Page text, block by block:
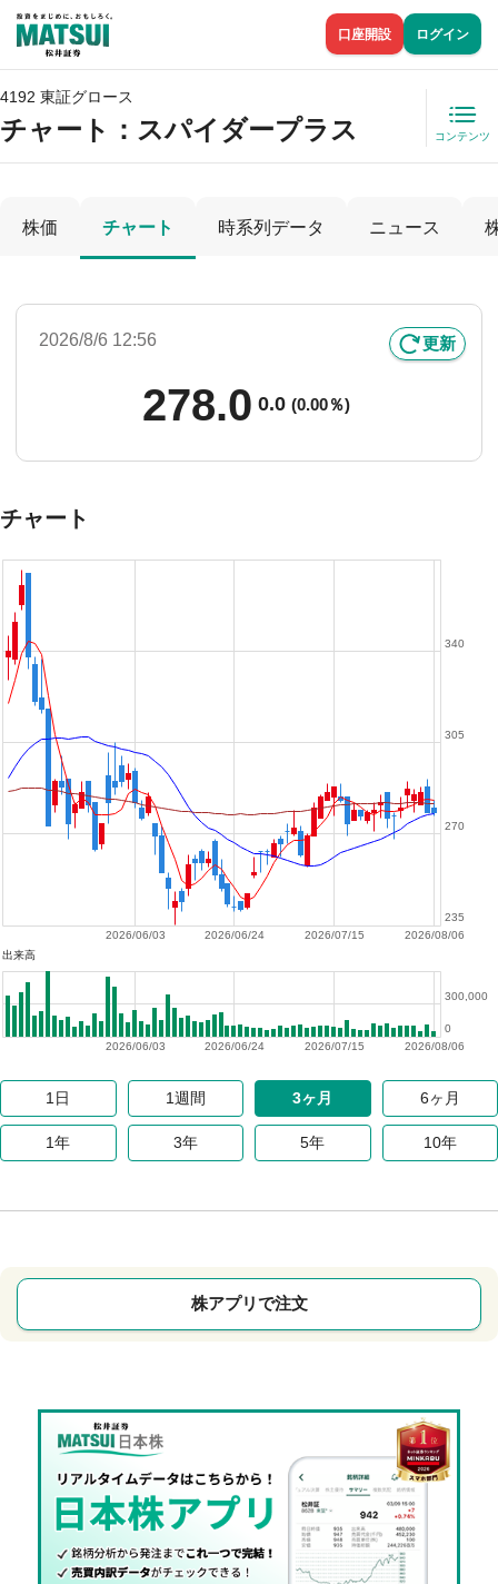
口座開設 ログイン
4192 東証グロース
チャート： スパイダープラス コンテンツ
株価 チャート 時系列データ ニュース
2026/8/6 12:56 更新
278.0 0.0 (0.00％)
チャート
2026/08/06
2026/07/15
2026/06/24
2026/06/03
235
270
305
340
出来高
2026/08/06
2026/07/15
2026/06/24
2026/06/03
0
300,000
1日 1週間 3ヶ月 6ヶ月
1年 3年 5年 10年
株アプリで注文